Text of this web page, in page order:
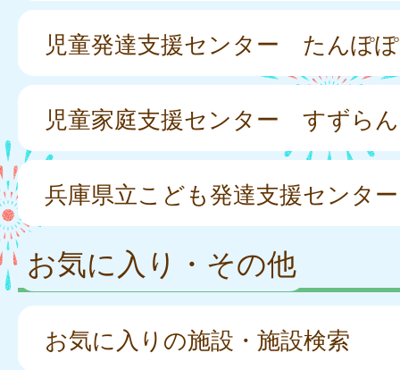
児童発達支援センター たんぽぽ
児童家庭支援センター すずらん
兵庫県立こども発達支援センター
お気に入り・その他
お気に入りの施設・施設検索